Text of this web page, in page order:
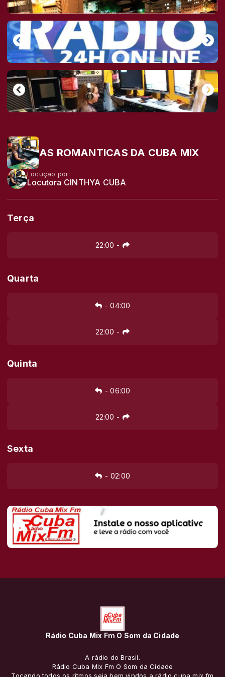
AS ROMANTICAS DA CUBA MIX
Locução por:
Locutora CINTHYA CUBA
Terça
22:00 -
Quarta
-04:00
22:00 -
Quinta
-06:00
22:00 -
Sexta
- 02:00
Rádio Cuba Mix Fm O Som da Cidade
A rádio do Brasil.
Rádio Cuba Mix Fm O Som da Cidade
Tocando todos os ritmos seja bem vindos a rádio cuba mix fm